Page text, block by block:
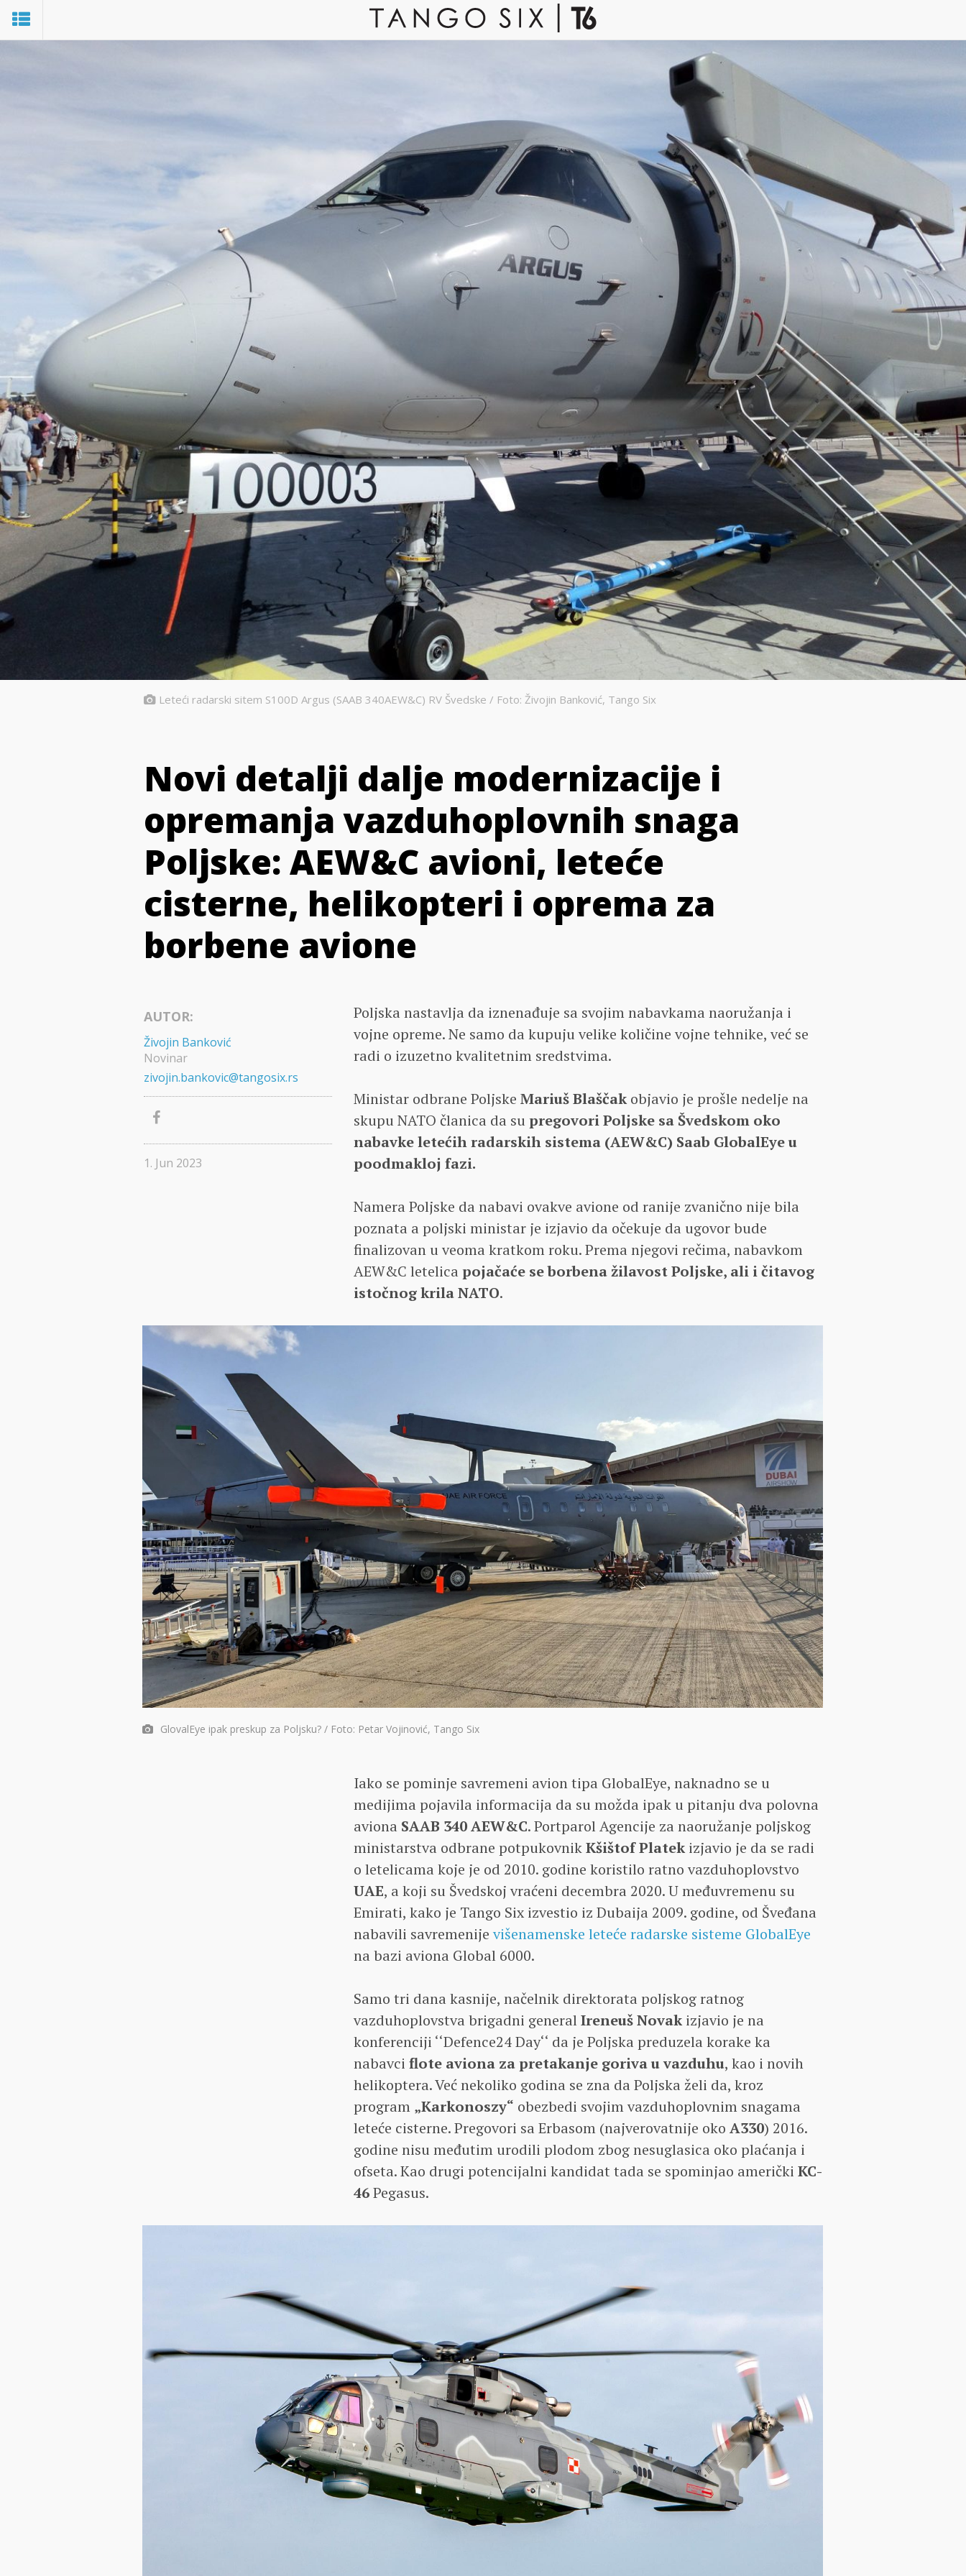
Leteći radarski sitem S100D Argus (SAAB 340AEW&C) RV Švedske / Foto: Živojin Banković, Tango Six
Novi detalji dalje modernizacije i
opremanja vazduhoplovnih snaga
Poljske: AEW&C avioni, leteće
cisterne, helikopteri i oprema za
borbene avione
Poljska nastavlja da iznenađuje sa svojim nabavkama naoružanja i
vojne opreme. Ne samo da kupuju velike količine vojne tehnike, već se
radi o izuzetno kvalitetnim sredstvima.
Ministar odbrane Poljske Mariuš Blaščakobjavio je prošle nedelje na
skupu NATO članica da su pregovori Poljske sa Švedskom oko
nabavke letećih radarskih sistema (AEW&C) Saab GlobalEye u
poodmakloj fazi.
Namera Poljske da nabavi ovakve avione od ranije zvanično nije bila
poznata a poljski ministar je izjavio da očekuje da ugovor bude
finalizovan u veoma kratkom roku. Prema njegovi rečima, nabavkom
AEW&C letelica pojačaće se borbena žilavost Poljske, ali i čitavog
istočnog krila NATO.
GlovalEye ipak preskup za Poljsku? / Foto: Petar Vojinović, Tango Six
Iako se pominje savremeni avion tipa GlobalEye, naknadno se u
medijima pojavila informacija da su možda ipak u pitanju dva polovna
aviona SAAB 340 AEW&C. Portparol Agencije za naoružanje poljskog
ministarstva odbrane potpukovnikKšištof Platekizjavio je da se radi
o letelicama koje je od 2010. godine koristilo ratno vazduhoplovstvo
UAE, a koji su Švedskoj vraćeni decembra 2020. U međuvremenu su
Emirati, kako je Tango Six izvestio iz Dubaija 2009. godine, od Šveđana
nabavili savremenije višenamenske leteće radarske sisteme GlobalEye
na bazi aviona Global 6000.
Samo tri dana kasnije, načelnik direktorata poljskog ratnog
vazduhoplovstva brigadni general Ireneuš Novakizjavio je na
konferenciji ‘‘Defence24 Day‘‘ da je Poljska preduzela korake ka
nabavci flote aviona za pretakanje goriva u vazduhu, kao i novih
helikoptera. Već nekoliko godina se zna da Poljska želi da, kroz
program „Karkonoszy“ obezbedi svojim vazduhoplovnim snagama
leteće cisterne. Pregovori sa Erbasom (najverovatnije oko A330) 2016.
godine nisu međutim urodili plodom zbog nesuglasica oko plaćanja i
ofseta. Kao drugi potencijalni kandidat tada se spominjao američki KC-
46Pegasus.
AUTOR:
Živojin Banković
Novinar
zivojin.bankovic@tangosix.rs
1. Jun 2023